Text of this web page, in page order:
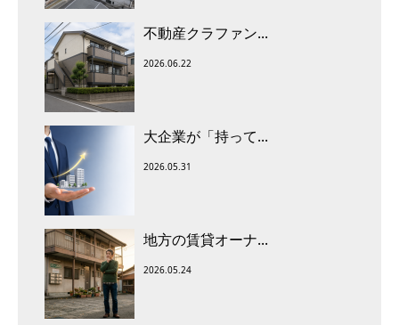
不動産クラファン...
2026.06.22
大企業が「持って...
2026.05.31
地方の賃貸オーナ...
2026.05.24